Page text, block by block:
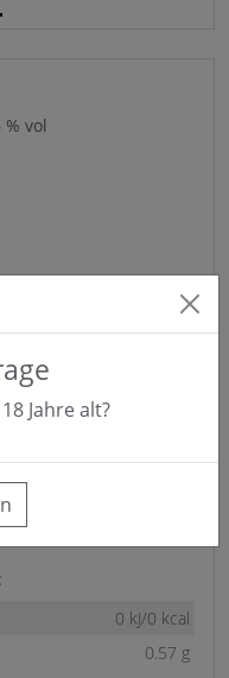
18Jahre alt?
vol
0 kJ/0 kcal
0.57 g